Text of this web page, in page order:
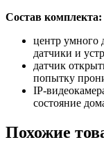
Состав комплекта:
центр умного
датчики и
датчик
попытку
IP-
состояние
Похожие